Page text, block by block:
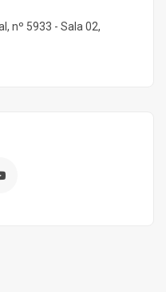
nº 5933 - Sala 02,